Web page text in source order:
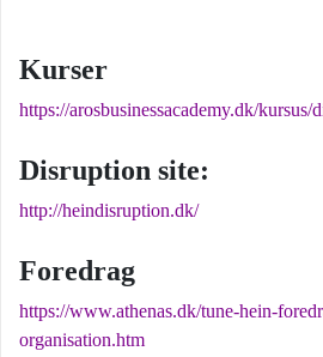
Kurser
https://arosbusinessacademy.dk/kursus/
Disruption site:
http://heindisruption.dk/
Foredrag
https://www.athenas.dk/tune-hein-
organisation.htm